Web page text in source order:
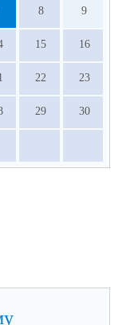
8 9
15 16
22 23
29 30